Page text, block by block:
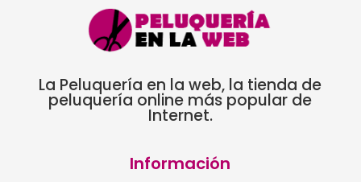
La Peluquería en la web, la tienda de
peluquería online más popular de
Internet.
Información